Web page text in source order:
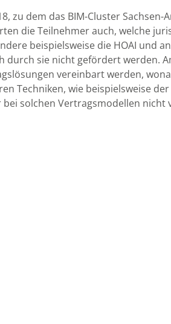
zu dem das BIM-Cluster
die Teilnehmer auch, welche
beispielsweise die HOAI und
durch sie nicht gefördert werden.
vereinbart werden,
Techniken, wie beispielsweise
solchen Vertragsmodellen nicht